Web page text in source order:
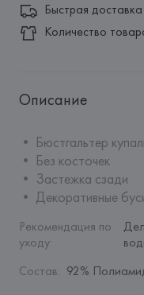
Быстрая
Количество
Описание
• Бюстгальтер
• Без косточек
• Застежка сзади
• Декоративные
Рекомендация по
уходу:
Состав: 92%